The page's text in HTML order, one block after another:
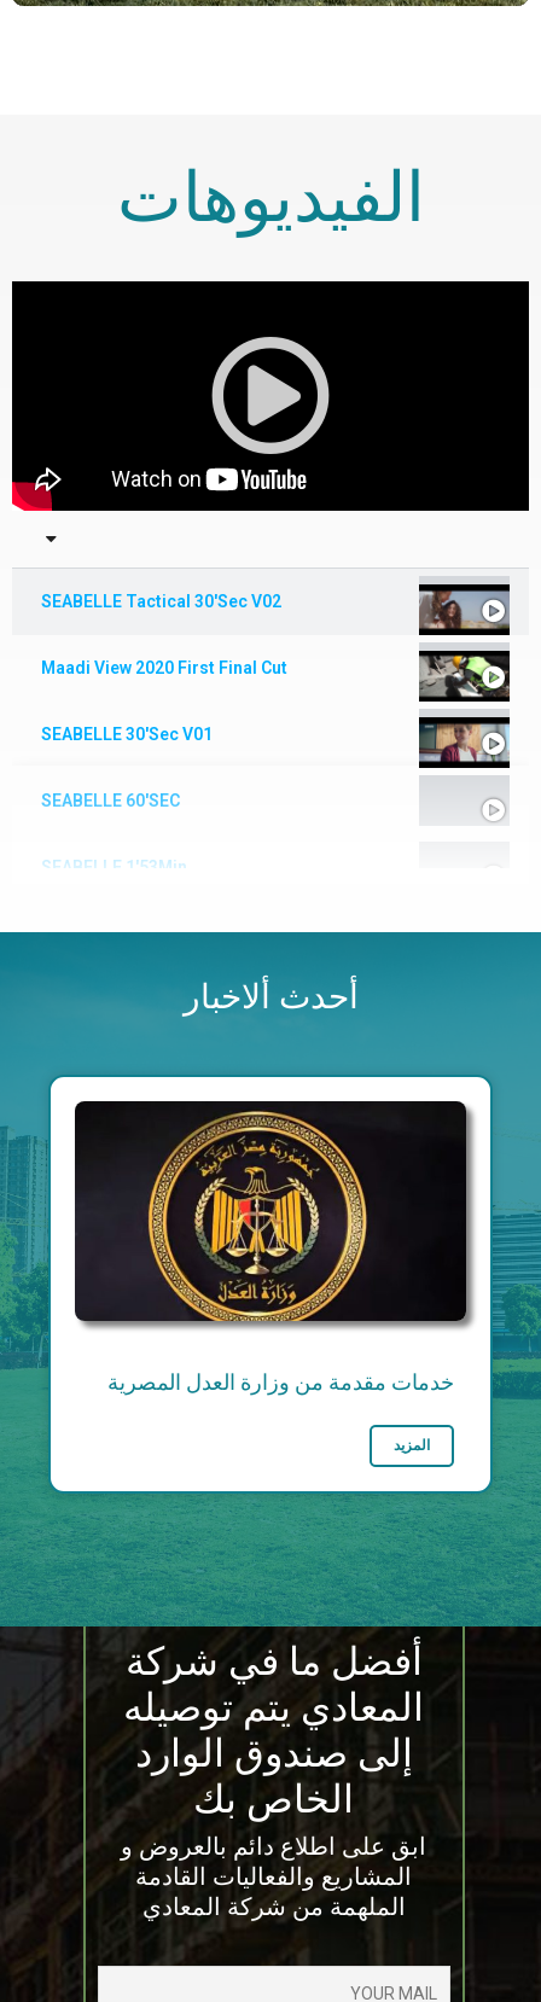
الفيديوهات
SEABELLE Tactical 30'Sec V02
Maadi View 2020 First Final Cut
SEABELLE 30'Sec V01
SEABELLE 60'SEC
SEABELLE 1'53Min
أخر تطورات مشروع معادي فيو الشروق MAADI VIEW ELSHEROUK
Maadi Developmetnsأحدث ألاخبار
خدمات مقدمة من وزارة العدل المصرية
المزيد
أفضل ما في شركة
المعادي يتم توصيله
إلى صندوق الوارد
الخاص بك
ابق على اطلاع دائم بالعروض و
المشاريع والفعاليات القادمة
الملهمة من شركة المعادي